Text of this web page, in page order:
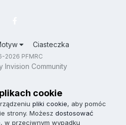
Ciasteczka
2026 PFMRC
Invision Community
cookie
pliki cookie, aby pomóc
strony. Możesz dostosować
, w przeciwnym wypadku